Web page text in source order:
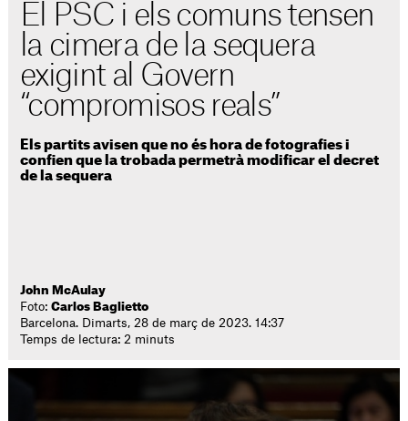
El PSC i els comuns tensen
la cimera de la sequera
exigint al Govern
“compromisos reals”
Els partits avisen que no és hora de fotografies i
confien que la trobada permetrà modificar el decret
de la sequera
John McAulay
Foto:Carlos Baglietto
Barcelona. Dimarts, 28 de març de 2023. 14:37
Temps de lectura: 2 minuts